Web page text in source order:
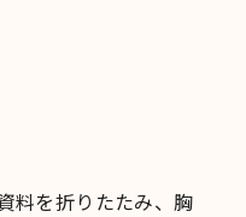
料を折りたたみ、胸